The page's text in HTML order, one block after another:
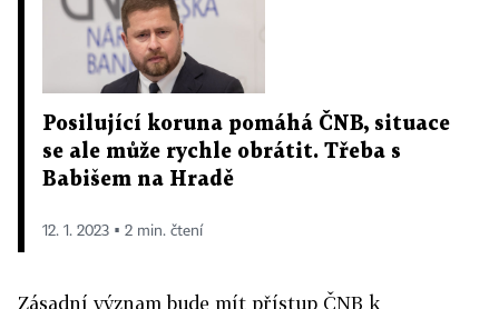
Posilující koruna pomáhá ČNB, situace
se ale může rychle obrátit. Třeba s
Babišem na Hradě
12. 1. 2023 ▪ 2 min. čtení
Zásadní význam bude mít přístup ČNB k